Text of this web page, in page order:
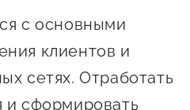
с основными
клиентов и
сетях. Отработать
и сформировать